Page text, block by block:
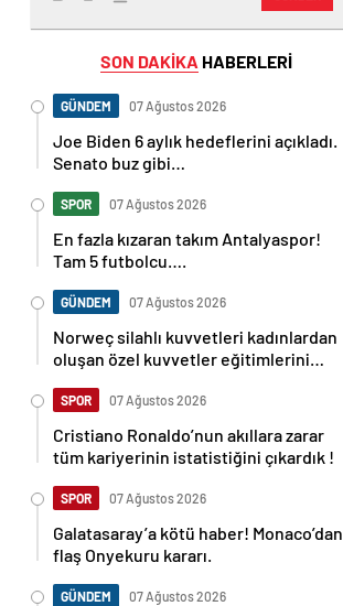
SON DAKİKA HABERLERİ
GÜNDEM 07 Ağustos 2026
Joe Biden 6 aylık hedeflerini açıkladı.
Senato buz gibi…
SPOR 07 Ağustos 2026
En fazla kızaran takım Antalyaspor!
Tam 5 futbolcu….
GÜNDEM 07 Ağustos 2026
Norweç silahlı kuvvetleri kadınlardan
oluşan özel kuvvetler eğitimlerini
SPOR 07 Ağustos 2026
Cristiano Ronaldo’nun akıllara zarar
tüm kariyerinin istatistiğini çıkardık !
SPOR 07 Ağustos 2026
Galatasaray’a kötü haber! Monaco’dan
flaş Onyekuru kararı.
GÜNDEM 07 Ağustos 2026